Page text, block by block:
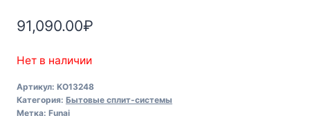
91,090.00₽
Нет в наличии
Артикул: KO13248
Категория: Бытовые сплит-системы
Метка: Funai